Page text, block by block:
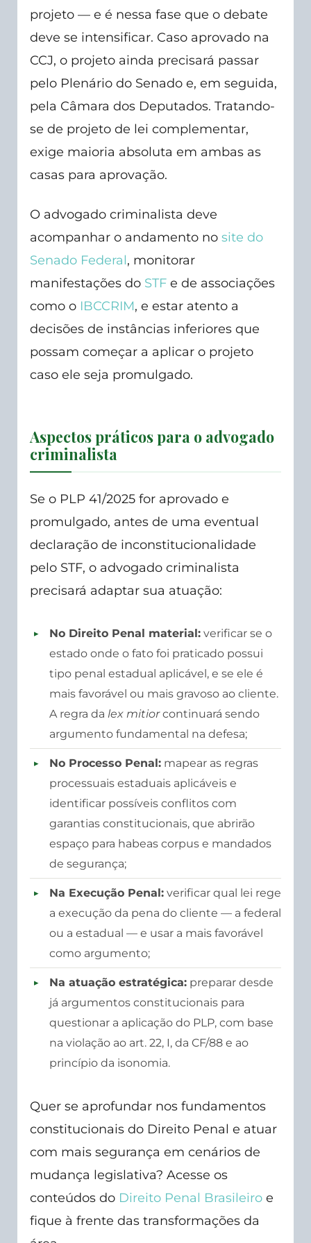
projeto — e é nessa fase que o debate
deve se intensificar. Caso aprovado na
CCJ, o projeto ainda precisará passar
pelo Plenário do Senado e, em seguida,
pela Câmara dos Deputados. Tratando-
se de projeto de lei complementar,
exige maioria absoluta em ambas as
casas para aprovação.
O advogado criminalista deve
acompanhar o andamento no site do
Senado Federal, monitorar
manifestações do STF e de associações
como o IBCCRIM, e estar atento a
decisões de instâncias inferiores que
possam começar a aplicar o projeto
caso ele seja promulgado.
Aspectos práticos para o advogado
criminalista
Se o PLP 41/2025 for aprovado e
promulgado, antes de uma eventual
declaração de inconstitucionalidade
pelo STF, o advogado criminalista
precisará adaptar sua atuação:
No Direito Penal material: verificar se o
estado onde o fato foi praticado possui
tipo penal estadual aplicável, e se ele é
mais favorável ou mais gravoso ao cliente.
A regra da lex mitiorcontinuará sendo
argumento fundamental na defesa;
No Processo Penal: mapear as regras
processuais estaduais aplicáveis e
identificar possíveis conflitos com
garantias constitucionais, que abrirão
espaço para habeas corpus e mandados
de segurança;
Na Execução Penal: verificar qual lei rege
a execução da pena do cliente — a federal
ou a estadual — e usar a mais favorável
como argumento;
Na atuação estratégica: preparar desde
já argumentos constitucionais para
questionar a aplicação do PLP, com base
na violação ao art. 22, I, da CF/88 e ao
princípio da isonomia.
Quer se aprofundar nos fundamentos
constitucionais do Direito Penal e atuar
com mais segurança em cenários de
mudança legislativa? Acesse os
conteúdos do Direito Penal Brasileiro e
fique à frente das transformações da